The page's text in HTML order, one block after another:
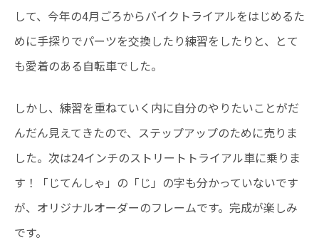
して、今年の4月ごろからバイクトライアルをはじめるた
めに手探りでパーツを交換したり練習をしたりと、とて
も愛着のある自転車でした。
しかし、練習を重ねていく内に自分のやりたいことがだ
んだん見えてきたので、ステップアップのために売りま
した。次は24インチのストリートトライアル車に乗りま
す！「じてんしゃ」の「じ」の字も分かっていないです
が、オリジナルオーダーのフレームです。完成が楽しみ
です。